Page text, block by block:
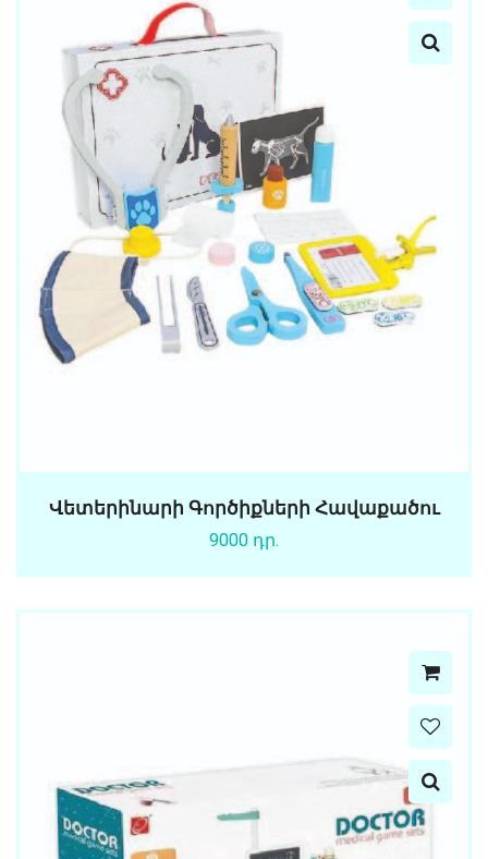
Վետերինարի Գործիքների Հավաքածու
9000 դր.